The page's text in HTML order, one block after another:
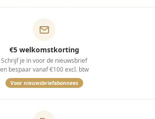
€5 welkomstkorting
Schrijf je in voor de nieuwsbrief
en bespaar vanaf €100 excl. btw
Voor nieuwsbriefabonnees